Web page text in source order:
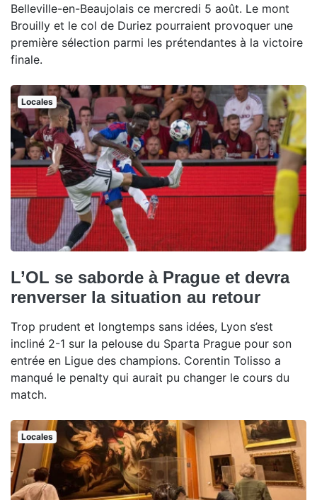
Belleville-en-Beaujolais ce mercredi 5 août. Le mont
Brouilly et le col de Duriez pourraient provoquer une
première sélection parmi les prétendantes à la victoire
finale.
Locales
L’OL se saborde à Prague et devra
renverser la situation au retour
Trop prudent et longtemps sans idées, Lyon s’est
incliné 2-1 sur la pelouse du Sparta Prague pour son
entrée en Ligue des champions. Corentin Tolisso a
manqué le penalty qui aurait pu changer le cours du
match.
Locales